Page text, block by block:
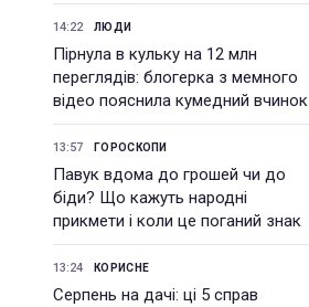
14:22 ЛЮДИ
Пірнула в кульку на 12 млн
переглядів: блогерка з мемного
відео пояснила кумедний вчинок
13:57 ГОРОСКОПИ
Павук вдома до грошей чи до
біди? Що кажуть народні
прикмети і коли це поганий знак
13:24 КОРИСНЕ
Серпень на дачі: ці 5 справ